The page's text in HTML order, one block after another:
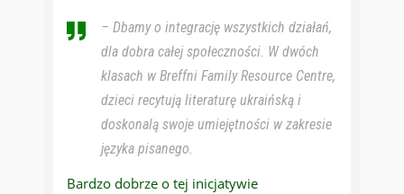
– Dbamy o integrację wszystkich działań,
dla dobra całej społeczności. W dwóch
klasach w Breffni Family Resource Centre,
dzieci recytują literaturę ukraińską i
doskonalą swoje umiejętności w zakresie
języka pisanego.
Bardzo dobrze o tej inicjatywie